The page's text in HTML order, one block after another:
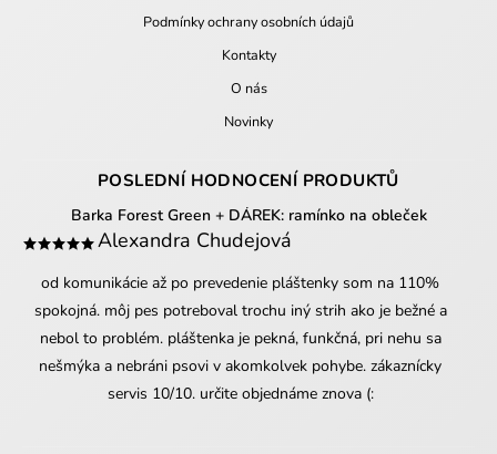
Podmínky ochrany osobních údajů
Kontakty
O nás
Novinky
POSLEDNÍ HODNOCENÍ PRODUKTŮ
Barka Forest Green + DÁREK: ramínko na obleček
Alexandra Chudejová
od komunikácie až po prevedenie pláštenky som na 110%
spokojná. môj pes potreboval trochu iný strih ako je bežné a
nebol to problém. pláštenka je pekná, funkčná, pri nehu sa
nešmýka a nebráni psovi v akomkolvek pohybe. zákaznícky
servis 10/10. určite objednáme znova (: